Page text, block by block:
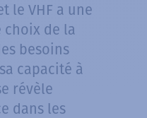
le VHF a une
de la
besoins
capacité à
révèle
dans les